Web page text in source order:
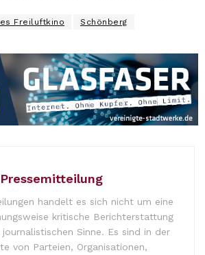
Freiluftkino Schönberg
Pressemitteilung
handelt es sich nicht um eine
kritische Berichterstattung
journalistischen Sinne. Es sind in der
von Parteien, Organisationen,